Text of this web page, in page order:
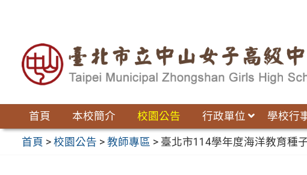
首頁 本校簡介 校園公告 行政單位 學校行
首頁 >校園公告 >教師專區 > 臺北市114學年度海洋教育種